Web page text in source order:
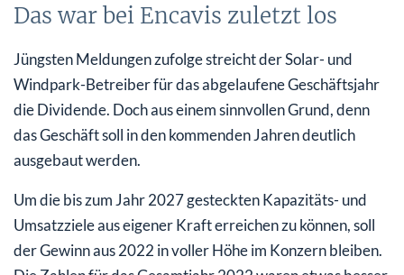
Das war bei Encavis zuletzt los
Jüngsten Meldungen zufolge streicht der Solar- und
Windpark-Betreiber für das abgelaufene Geschäftsjahr
die Dividende. Doch aus einem sinnvollen Grund, denn
das Geschäft soll in den kommenden Jahren deutlich
ausgebaut werden.
Um die bis zum Jahr 2027 gesteckten Kapazitäts- und
Umsatzziele aus eigener Kraft erreichen zu können, soll
der Gewinn aus 2022 in voller Höhe im Konzern bleiben.